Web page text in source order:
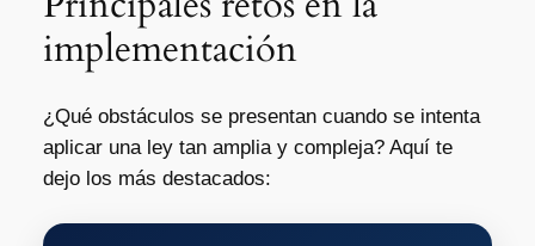
implementación
¿Qué obstáculos se presentan cuando se intenta
aplicar una ley tan amplia y compleja? Aquí te
dejo los más destacados: